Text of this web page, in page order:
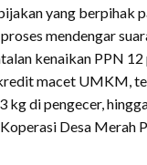
yang berpihak
mendengar
kenaikan PPN 12
macet UMKM,
kg di pengecer,
Desa Merah